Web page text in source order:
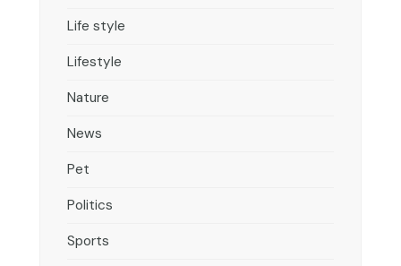
Life style
Lifestyle
Nature
News
Pet
Politics
Sports